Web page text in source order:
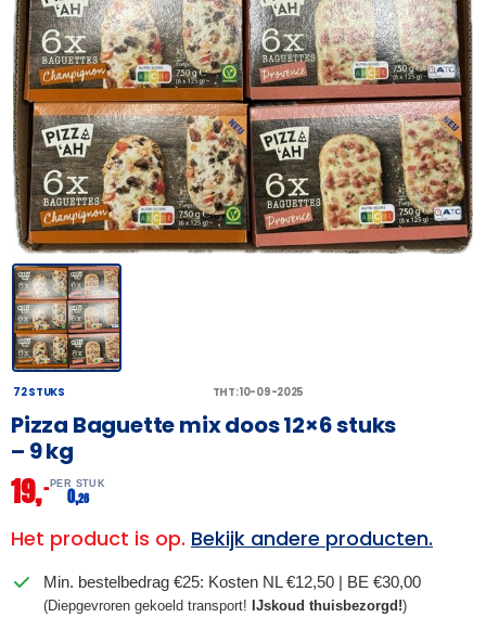
72 STUKS THT: 10-09-2025
Pizza Baguette mix doos 12×6 stuks
– 9 kg
19,– PER STUK
0,26
Het product is op. Bekijk andere producten.
Min. bestelbedrag €25: Kosten NL €12,50 | BE €30,00
(Diepgevroren gekoeld transport! IJskoud thuisbezorgd!)